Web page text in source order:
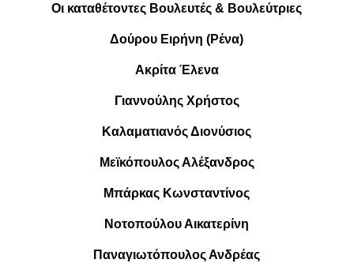
Οι καταθέτοντες Βουλευτές & Βουλεύτριες
Δούρου Ειρήνη (Ρένα)
Ακρίτα Έλενα
Γιαννούλης Χρήστος
Καλαματιανός Διονύσιος
Μεϊκόπουλος Αλέξανδρος
Μπάρκας Κωνσταντίνος
Νοτοπούλου Αικατερίνη
Παναγιωτόπουλος Ανδρέας